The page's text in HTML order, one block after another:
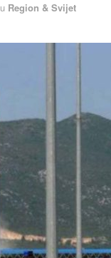
u Region & Svijet